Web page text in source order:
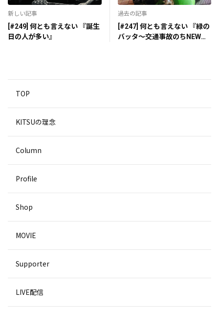
新しい記事
[#249] 何とも言えない 『誕生
日の人が多い』
過去の記事
[#247] 何とも言えない 『緑の
バッタ～交通事故のちNEW
TOP
KITSUの理念
Column
Profile
Shop
MOVIE
Supporter
LIVE配信